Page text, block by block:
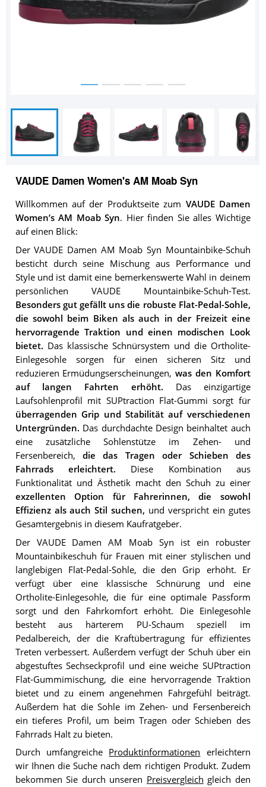
VAUDE Damen Women's AM Moab Syn
Willkommen auf der Produktseite zum VAUDE Damen
Women’s AM Moab Syn. Hier finden Sie alles Wichtige
auf einen Blick:
Der VAUDE Damen AM Moab Syn Mountainbike-Schuh
besticht durch seine Mischung aus Performance und
Style und ist damit eine bemerkenswerte Wahl in deinem
persönlichen VAUDE Mountainbike-Schuh-Test.
Besonders gut gefällt uns die robuste Flat-Pedal-Sohle,
die sowohl beim Biken als auch in der Freizeit eine
hervorragende Traktion und einen modischen Look
bietet. Das klassische Schnürsystem und die Ortholite-
Einlegesohle sorgen für einen sicheren Sitz und
reduzieren Ermüdungserscheinungen,was den Komfort
auf langen Fahrten erhöht. Das einzigartige
Laufsohlenprofil mit SUPtraction Flat-Gummi sorgt für
überragenden Grip und Stabilität auf verschiedenen
Untergründen. Das durchdachte Design beinhaltet auch
eine zusätzliche Sohlenstütze im Zehen- und
Fersenbereich,die das Tragen oder Schieben des
Fahrrads erleichtert. Diese Kombination aus
Funktionalität und Ästhetik macht den Schuh zu einer
exzellenten Option für Fahrerinnen, die sowohl
Effizienz als auch Stil suchen, und verspricht ein gutes
Gesamtergebnis in diesem Kaufratgeber.
Der VAUDE Damen AM Moab Syn ist ein robuster
Mountainbikeschuh für Frauen mit einer stylischen und
langlebigen Flat-Pedal-Sohle, die den Grip erhöht. Er
verfügt über eine klassische Schnürung und eine
Ortholite-Einlegesohle, die für eine optimale Passform
sorgt und den Fahrkomfort erhöht. Die Einlegesohle
besteht aus härterem PU-Schaum speziell im
Pedalbereich, der die Kraftübertragung für effizientes
Treten verbessert. Außerdem verfügt der Schuh über ein
abgestuftes Sechseckprofil und eine weiche SUPtraction
Flat-Gummimischung, die eine hervorragende Traktion
bietet und zu einem angenehmen Fahrgefühl beiträgt.
Außerdem hat die Sohle im Zehen- und Fersenbereich
ein tieferes Profil, um beim Tragen oder Schieben des
Fahrrads Halt zu bieten.
Durch umfangreiche Produktinformationen erleichtern
wir Ihnen die Suche nach dem richtigen Produkt. Zudem
bekommen Sie durch unseren Preisvergleich gleich den